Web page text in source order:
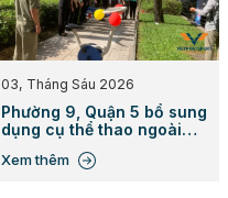
03, Tháng Sáu 2026
Phường 9, Quận 5 bổ sung
dụng cụ thể thao ngoài
Xem thêm